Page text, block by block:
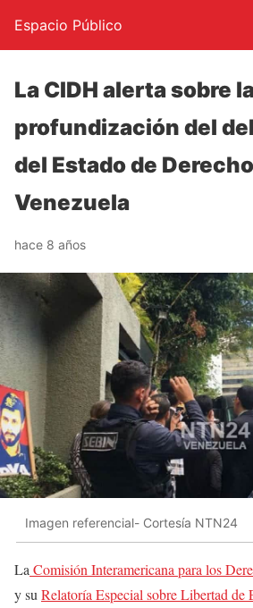
Espacio Público
La CIDH alerta sobre
profundización del
del Estado de
Venezuela
hace 8 años
Imagen referencial- Cortesía NTN24
La Comisión Interamericana para los
y su Relatoría Especial sobre Libertad de